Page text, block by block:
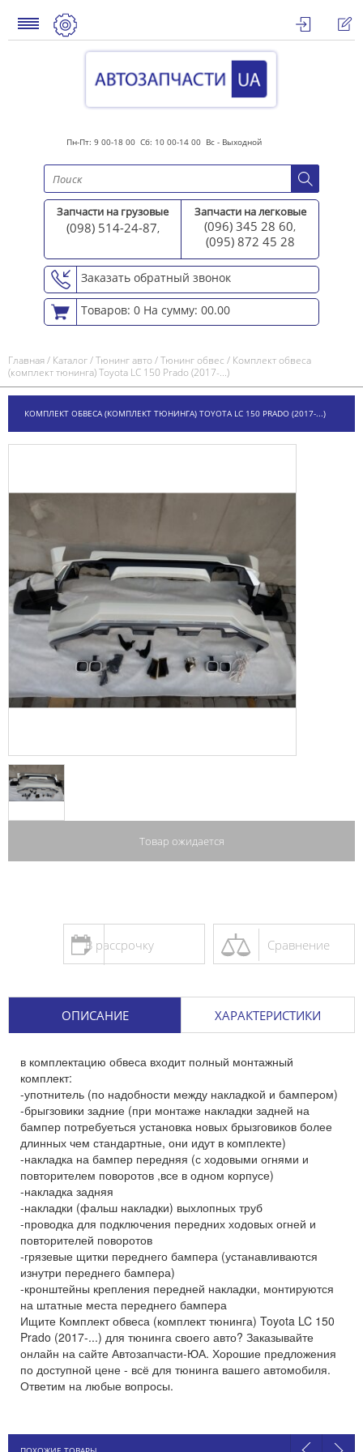
Пн-Пт: 9 00-18 00 Сб: 10 00-14 00 Вс - Выходной
Запчасти на грузовые
(098) 514-24-87,
Запчасти на легковые
(096) 345 28 60,
(095) 872 45 28
Заказать обратный звонок
Товаров: 0 На сумму: 00.00
Главная/ Каталог/Тюнинг авто/Тюнинг обвес / Комплект обвеса
(комплект тюнинга) Toyota LC 150 Prado (2017-...)
КОМПЛЕКТ ОБВЕСА (КОМПЛЕКТ ТЮНИНГА) TOYOTA LC 150 PRADO (2017-...)
Товар ожидается
Сравнение
В рассрочку
ОПИСАНИЕ ХАРАКТЕРИСТИКИ
в комплектацию обвеса входит полный монтажный
комплект:
-употнитель (по надобности между накладкой и бампером)
-брыгзовики задние (при монтаже накладки задней на
бампер потребуеться установка новых брызговиков более
длинных чем стандартные, они идут в комплекте)
-накладка на бампер передняя (с ходовыми огнями и
повторителем поворотов ,все в одном корпусе)
-накладка задняя
-накладки (фальш накладки) выхлопных труб
-проводка для подключения передних ходовых огней и
повторителей поворотов
-грязевые щитки переднего бампера (устанавливаются
изнутри переднего бампера)
-кронштейны крепления передней накладки, монтируются
на штатные места переднего бампера
Ищите Комплект обвеса (комплект тюнинга) Toyota LC 150
Prado (2017-...) для тюнинга своего авто? Заказывайте
онлайн на сайте Автозапчасти-ЮА. Хорошие предложения
по доступной цене - всё для тюнинга вашего автомобиля.
Ответим на любые вопросы.